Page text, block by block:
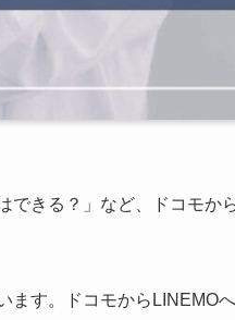
できる？」など、ドコモか
ます。ドコモからLINEMO